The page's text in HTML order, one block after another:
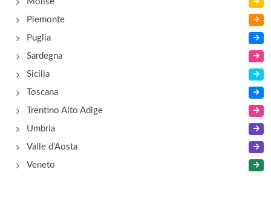
Piemonte
Puglia
Sardegna
Sicilia
Toscana
Trentino Alto Adige
Umbria
Valle d'Aosta
Veneto